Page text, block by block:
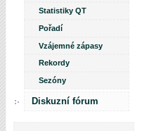
Statistiky QT
Pořadí
Vzájemné zápasy
Rekordy
Sezóny
Diskuzní fórum